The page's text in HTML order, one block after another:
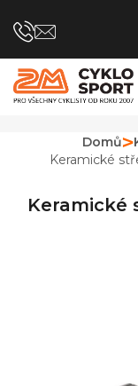
na
Domů
Keramické
Keramické